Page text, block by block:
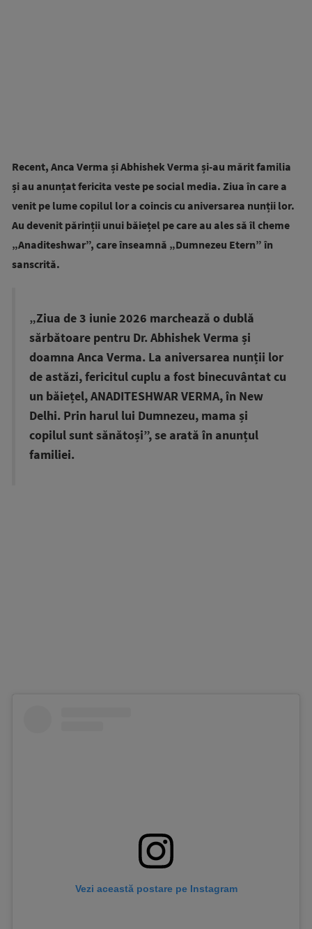
Recent, Anca Verma și Abhishek Verma și-au mărit familia
și au anunțat fericita veste pe social media. Ziua în care a
venit pe lume copilul lor a coincis cu aniversarea nunții lor.
Au devenit părinții unui băiețel pe care au ales să îl cheme
„Anaditeshwar”, care înseamnă „Dumnezeu Etern” în
sanscrită.
„Ziua de 3 iunie 2026 marchează o dublă
sărbătoare pentru Dr. Abhishek Verma și
doamna Anca Verma. La aniversarea nunții lor
de astăzi, fericitul cuplu a fost binecuvântat cu
un băiețel, ANADITESHWAR VERMA, în New
Delhi. Prin harul lui Dumnezeu, mama și
copilul sunt sănătoși”, se arată în anunțul
familiei.
Vezi această postare pe Instagram